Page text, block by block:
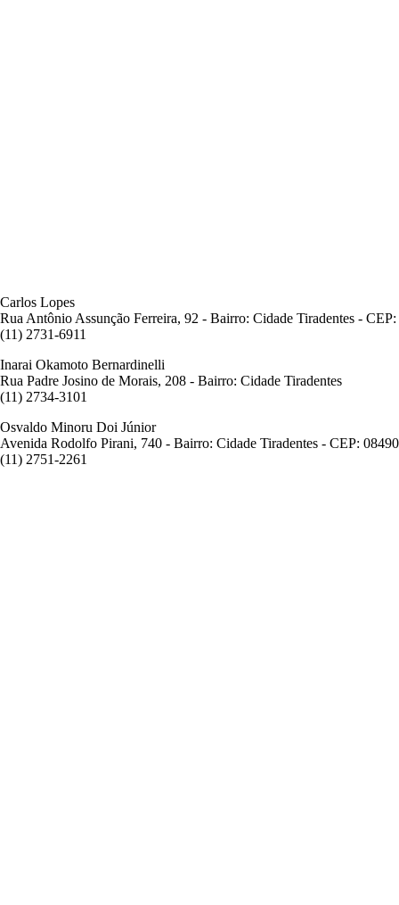
Carlos Lopes
Rua Antônio Assunção Ferreira, 92 - Bairro: Cidade Tiradentes -
(11) 2731-6911
Inarai Okamoto Bernardinelli
Rua Padre Josino de Morais, 208 - Bairro: Cidade Tiradentes
(11) 2734-3101
Osvaldo Minoru Doi Júnior
Avenida Rodolfo Pirani, 740 - Bairro: Cidade Tiradentes - CEP:
(11) 2751-2261